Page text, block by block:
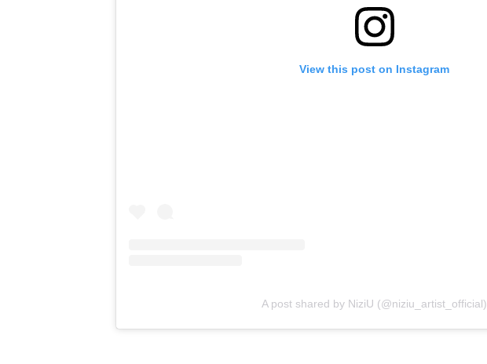
View this post on Instagram
A post shared by NiziU (@niziu_artist_official)